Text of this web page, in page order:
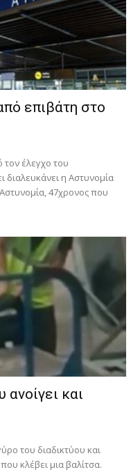
επιβάτη στο
έλεγχο του
διαλευκάνει η Αστυνομία
47χρονος που
και
του διαδικτύου και
κλέβει μια βαλίτσα.